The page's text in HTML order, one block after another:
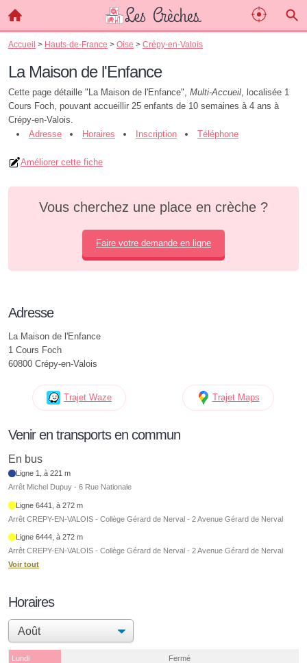
Accueil > Hauts-de-France > Oise > Crépy-en-Valois
La Maison de l'Enfance
Cette page détaille "La Maison de l'Enfance", Multi-Accueil, localisée 1
Cours Foch, pouvant accueillir 25 enfants de 10 semaines à 4 ans à
Crépy-en-Valois.
Adresse
Horaires Inscription Téléphone
Améliorer cette fiche
Vous cherchez une place en crèche ?
Faire votre demande en ligne
Adresse
La Maison de l'Enfance
1 Cours Foch
60800 Crépy-en-Valois
Trajet Waze Trajet Maps
Venir en transports en commun
En bus
Ligne 1, à 221 m
Arrêt Michel Dupuy - 6 Rue Nationale
Ligne 6441, à 272 m
Arrêt CREPY-EN-VALOIS - Collège Gérard de Nerval - 2 Avenue Gérard de Nerval
Ligne 6444, à 272 m
Arrêt CREPY-EN-VALOIS - Collège Gérard de Nerval - 2 Avenue Gérard de Nerval
Voir tout
Horaires
Lundi
Fermé